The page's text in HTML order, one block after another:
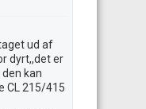
ud af
dyrt,,det er
kan
CL 215/415